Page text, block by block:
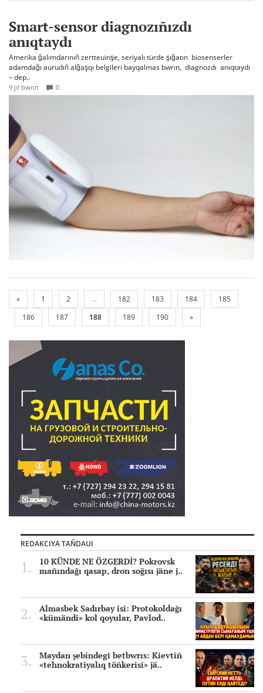
Smart-sensor diagnozıñızdı
anıqtaydı
Amerika ğalımdarınıñ zertteuinşe, seriyalı türde şığatın biosenserler
adamdağı aurudıñ alğaşqı belgileri bayqalmas bwrın, diagnozdı anıqtaydı
– dep..
9 jıl bwrın 0
« 1 2 ... 182 183 184
185
186
187 188 189 190 »
REDAKCIYA TAÑDAUI
10 KÜNDE NE ÖZGERDİ? Pokrovsk
mañındağı qasap, dron soğısı jäne j..
Almasbek Sadırbay isi: Protokoldağı
«kümändi» kol qoyular, Pavlod..
Maydan şebindegi betbwrıs: Kievtiñ
«tehnokratiyalıq töñkerisi» jä..